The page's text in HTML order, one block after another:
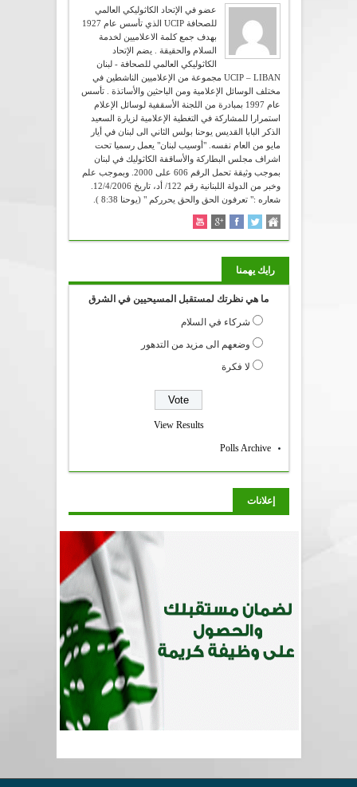
عضو في الإتحاد الكاثوليكي العالمي
للصحافة UCIP الذي تأسس عام 1927
بهدف جمع كلمة الاعلاميين لخدمة
السلام والحقيقة . يضم الإتحاد
الكاثوليكي العالمي للصحافة - لبنان
UCIP – LIBAN مجموعة من الإعلاميين الناشطين في
مختلف الوسائل الإعلامية ومن الباحثين والأساتذة . تأسس
عام 1997 بمبادرة من اللجنة الأسقفية لوسائل الإعلام
استمرارا للمشاركة في التغطية الإعلامية لزيارة السعيد
الذكر البابا القديس يوحنا بولس الثاني الى لبنان في أيار
مايو من العام نفسه. "أوسيب لبنان" يعمل رسميا تحت
اشراف مجلس البطاركة والأساقفة الكاثوليك في لبنان
بموجب وثيقة تحمل الرقم 606 على 2000. وبموجب علم
شعاره :" تعرفون الحق والحق يحرركم " (يوحنا 8:38 ).
رايك يهمنا
ما هي نظرتك لمستقبل المسيحيين في الشرق
شركاء في السلام
وضعهم الى مزيد من التدهور
لا فكرة
View Results
Polls Archive
إعلانات